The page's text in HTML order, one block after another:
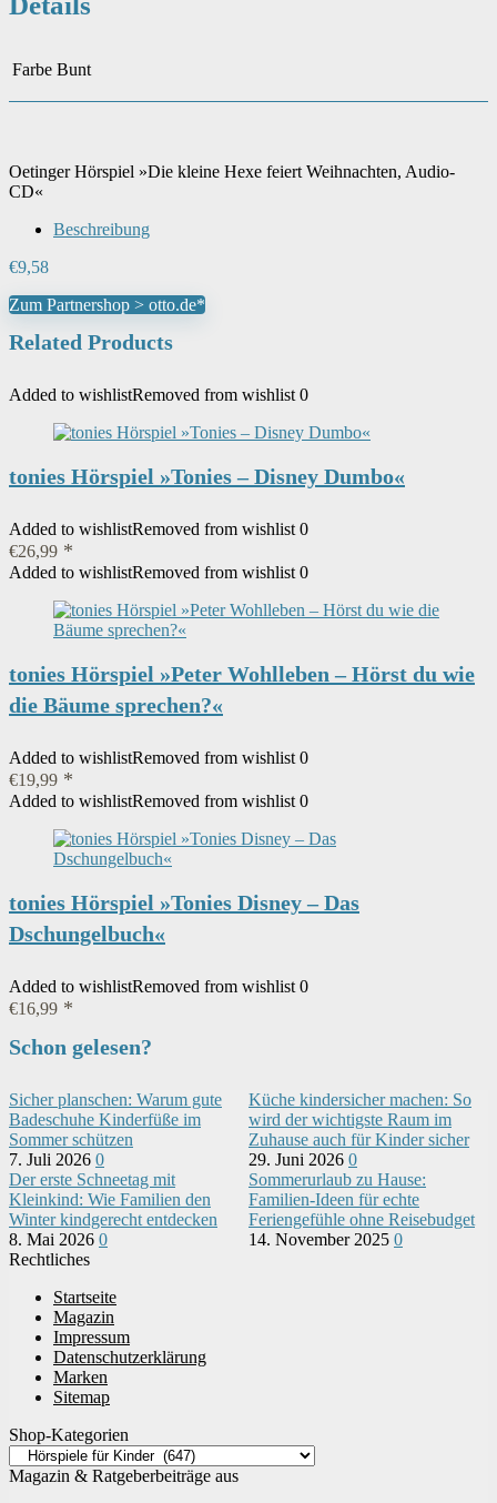
Farbe Bunt
Oetinger Hörspiel »Die kleine Hexe feiert Weihnachten, Audio-
CD«
Beschreibung
€9,58
Zum Partnershop > otto.de*
Related Products
Added to wishlistRemoved from wishlist 0
tonies Hörspiel »Tonies – Disney Dumbo«
Added to wishlistRemoved from wishlist 0
€26,99
Added to wishlistRemoved from wishlist 0
tonies Hörspiel »Peter Wohlleben – Hörst du wie
die Bäume sprechen?«
Added to wishlistRemoved from wishlist 0
€19,99
Added to wishlistRemoved from wishlist 0
tonies Hörspiel »Tonies Disney – Das
Dschungelbuch«
Added to wishlistRemoved from wishlist 0
€16,99
Schon gelesen?
Sicher planschen: Warum gute
Badeschuhe Kinderfüße im
Sommer schützen
7. Juli 2026 0
Küche kindersicher machen: So
wird der wichtigste Raum im
Zuhause auch für Kinder sicher
29. Juni 2026 0
Der erste Schneetag mit
Kleinkind: Wie Familien den
Winter kindgerecht entdecken
8. Mai 2026 0
Sommerurlaub zu Hause:
Familien-Ideen für echte
Feriengefühle ohne Reisebudget
14. November 2025 0
Rechtliches
Startseite
Magazin
Impressum
Datenschutzerklärung
Marken
Sitemap
Shop-Kategorien
Magazin & Ratgeberbeiträge aus